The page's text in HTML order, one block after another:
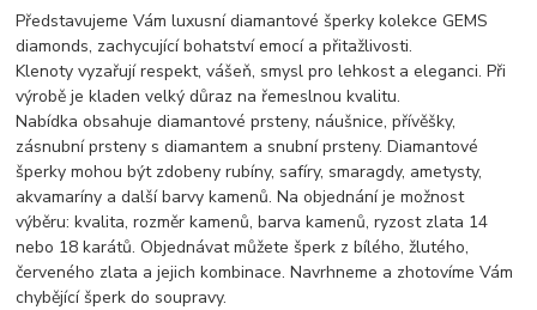
Představujeme Vám luxusní diamantové šperky kolekce GEMS
diamonds, zachycující bohatství emocí a přitažlivosti.
Klenoty vyzařují respekt, vášeň, smysl pro lehkost a eleganci. Při
výrobě je kladen velký důraz na řemeslnou kvalitu.
Nabídka obsahuje diamantové prsteny, náušnice, přívěšky,
zásnubní prsteny s diamantem a snubní prsteny. Diamantové
šperky mohou být zdobeny rubíny, safíry, smaragdy, ametysty,
akvamaríny a další barvy kamenů. Na objednání je možnost
výběru: kvalita, rozměr kamenů, barva kamenů, ryzost zlata 14
nebo 18 karátů. Objednávat můžete šperk z bílého, žlutého,
červeného zlata a jejich kombinace. Navrhneme a zhotovíme Vám
chybějící šperk do soupravy.